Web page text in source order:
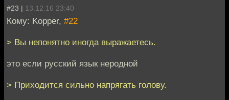
#23 | 13.12.16 23:40
Кому: Kopper, #22
> Вы непонятно иногда выражаетесь.
это если русский язык неродной
> Приходится сильно напрягать голову.